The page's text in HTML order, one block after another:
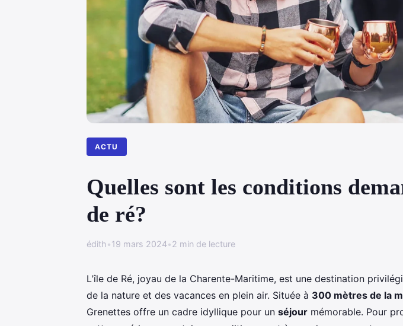
ACTU
Quelles sont les conditions
de ré?
édith•19 mars 2024•2 min de lecture
L'île de Ré, joyau de la Charente-Maritime, est une destination
de la nature et des vacances en plein air. Située à 300 mètres de la
Grenettes offre un cadre idyllique pour un séjour mémorable. Pour